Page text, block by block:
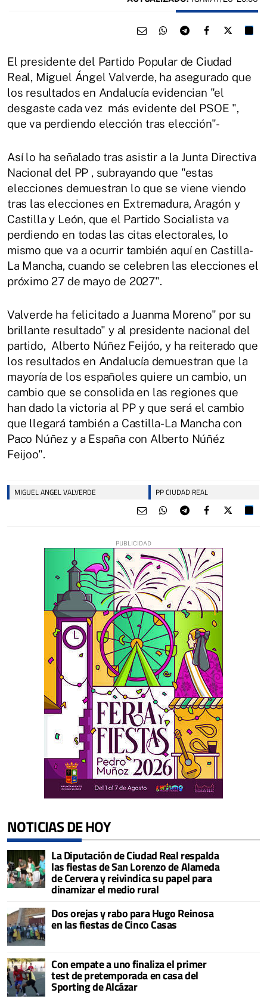
El presidente del Partido Popular de Ciudad
Real, Miguel Ángel Valverde, ha asegurado que
los resultados en Andalucía evidencian "el
desgaste cada vez más evidente del PSOE ",
que va perdiendo elección tras elección"-
Así lo ha señalado tras asistir a la Junta Directiva
Nacional del PP , subrayando que "estas
elecciones demuestran lo que se viene viendo
tras las elecciones en Extremadura, Aragón y
Castilla y León, que el Partido Socialista va
perdiendo en todas las citas electorales, lo
mismo que va a ocurrir también aquí en Castilla-
La Mancha, cuando se celebren las elecciones el
próximo 27 de mayo de 2027".
Valverde ha felicitado a Juanma Moreno" por su
brillante resultado" y al presidente nacional del
partido, Alberto Núñez Feijóo, y ha reiterado que
los resultados en Andalucía demuestran que la
mayoría de los españoles quiere un cambio, un
cambio que se consolida en las regiones que
han dado la victoria al PP y que será el cambio
que llegará también a Castilla-La Mancha con
Paco Núñez y a España con Alberto Núñéz
Feijoo".
MIGUEL ANGEL VALVERDE PP CIUDAD REAL
NOTICIAS DE HOY
La Diputación de Ciudad Real respalda
las fiestas de San Lorenzo de Alameda
de Cervera y reivindica su papel para
dinamizar el medio rural
Dos orejas y rabo para Hugo Reinosa
en las fiestas de Cinco Casas
Con empate a uno finaliza el primer
test de pretemporada en casa del
Sporting de Alcázar